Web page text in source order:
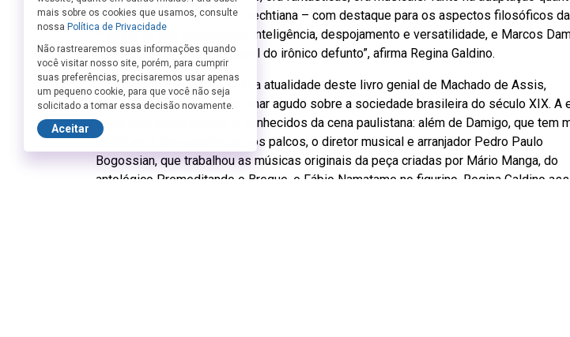
direção, minha concepção brechtiana – com destaque para os aspectos filosóficos
– exige do ator experiência, inteligência, despojamento e versatilidade, e Marcos
está impressionante no papel do irônico defunto”, afirma Regina Galdino.
O monólogo traz à tona toda a atualidade deste livro genial de Machado de Assis,
oferecendo ao público um olhar agudo sobre a sociedade brasileira do século XIX. A
conta com profissionais já conhecidos da cena paulistana: além de Damigo, que tem
de 30 anos de experiência nos palcos, o diretor musical e arranjador Pedro Paulo
Bogossian, que trabalhou as músicas originais da peça criadas por Mário Manga, do
antológico Premeditando o Breque, e Fábio Namatame no figurino. Regina Galdino
mais sobre os cookies que usamos, consulte
nossa Política de Privacidade
Não rastrearemos suas informações quando
você visitar nosso site, porém, para cumprir
suas preferências, precisaremos usar apenas
um pequeno cookie, para que você não seja
solicitado a tomar essa decisão novamente.
Aceitar